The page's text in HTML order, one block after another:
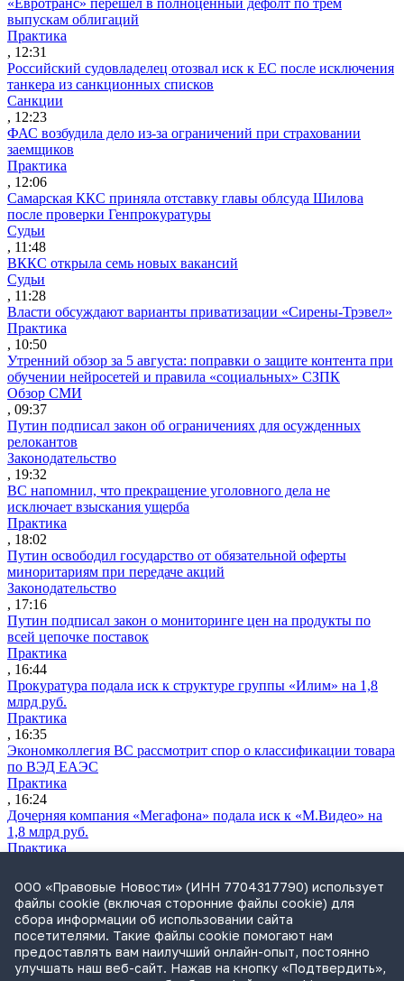
выпускам облигаций
Практика
, 12:31
Российский судовладелец отозвал иск к ЕС после исключения
танкера из санкционных списков
Санкции
, 12:23
ФАС возбудила дело из-за ограничений при страховании
заемщиков
Практика
, 12:06
Самарская ККС приняла отставку главы облсуда Шилова
после проверки Генпрокуратуры
Судьи
, 11:48
ВККС открыла семь новых вакансий
Судьи
, 11:28
Власти обсуждают варианты приватизации «Сирены-Трэвел»
Практика
, 10:50
Утренний обзор за 5 августа: поправки о защите контента при
обучении нейросетей и правила «социальных» СЗПК
Обзор СМИ
, 09:37
Путин подписал закон об ограничениях для осужденных
релокантов
Законодательство
, 19:32
ВС напомнил, что прекращение уголовного дела не
исключает взыскания ущерба
Практика
, 18:02
Путин освободил государство от обязательной оферты
миноритариям при передаче акций
Законодательство
, 17:16
Путин подписал закон о мониторинге цен на продукты по
всей цепочке поставок
Практика
, 16:44
Прокуратура подала иск к структуре группы «Илим» на 1,8
млрд руб.
Практика
, 16:35
Экономколлегия ВС рассмотрит спор о классификации товара
по ВЭД ЕАЭС
Практика
, 16:24
Дочерняя компания «Мегафона» подала иск к «М.Видео» на
1,8 млрд руб.
Практика
СИП проверит отмену патента на систему управления
устройствами после возражений «Яндекса»
Практика
, 15:17
Суды 10 стран рассматривают иски российской «дочки»
Google о возврате дивидендов
Международная практика
ООО «Правовые Новости» (ИНН 7704317790) использует
файлы cookie (включая сторонние файлы cookie) для
сбора информации об использовании сайта
посетителями. Такие файлы cookie помогают нам
предоставлять вам наилучший онлайн-опыт, постоянно
улучшать наш веб-сайт. Нажав на кнопку «Подтвердить»,